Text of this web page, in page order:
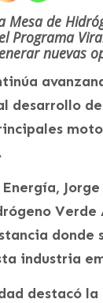
Mesa de
Programa
nuevas
desarrollo
donde
industria
destacó